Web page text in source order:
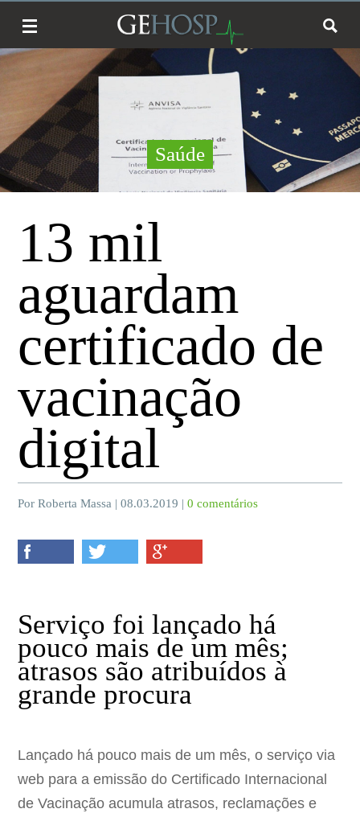
Saúde
13 mil
aguardam
certificado de
vacinação
digital
Por Roberta Massa | 08.03.2019 |0 comentários
Serviço foi lançado há
pouco mais de um mês;
atrasos são atribuídos à
grande procura
Lançado há pouco mais de um mês, o serviço via
web para a emissão do Certificado Internacional
de Vacinação acumula atrasos, reclamações e